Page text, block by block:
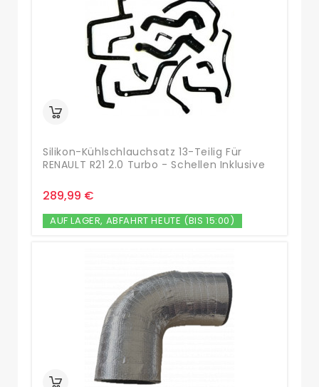
Silikon-Kühlschlauchsatz 13-Teilig Für
RENAULT R21 2.0 Turbo - Schellen Inklusive
289,99 €
AUF LAGER, ABFAHRT HEUTE (BIS 15:00)